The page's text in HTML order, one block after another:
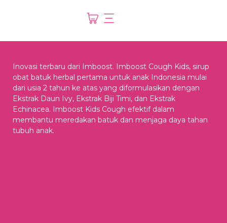
Inovasi terbaru dari Imboost. Imboost Cough Kids, sirup
obat batuk herbal pertama untuk anak Indonesia mulai
dari usia 2 tahun ke atas yang diformulasikan dengan
Ekstrak Daun Ivy, Ekstrak Biji Timi, dan Ekstrak
Echinacea. Imboost Kids Cough efektif dalam
membantu meredakan batuk dan menjaga daya tahan
tubuh anak.